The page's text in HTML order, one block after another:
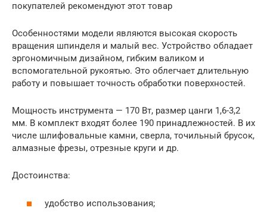
покупателей рекомендуют этот товар
Особенностями модели являются высокая скорость
вращения шпинделя и малый вес. Устройство обладает
эргономичным дизайном, гибким валиком и
вспомогательной рукоятью. Это облегчает длительную
работу и повышает точность обработки поверхностей.
Мощность инструмента — 170 Вт, размер цанги 1,6-3,2
мм. В комплект входят более 190 принадлежностей. В их
числе шлифовальные камни, сверла, точильный брусок,
алмазные фрезы, отрезные круги и др.
Достоинства:
удобство использования;